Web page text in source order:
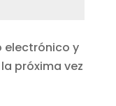
electrónico y
próxima vez